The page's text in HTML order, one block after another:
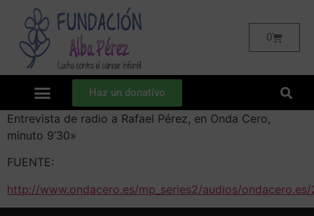
0
Haz un donativo
Entrevista de radio a Rafael Pérez, en Onda Cero,
minuto 9’30»
FUENTE:
http://www.ondacero.es/mp_series2/audios/